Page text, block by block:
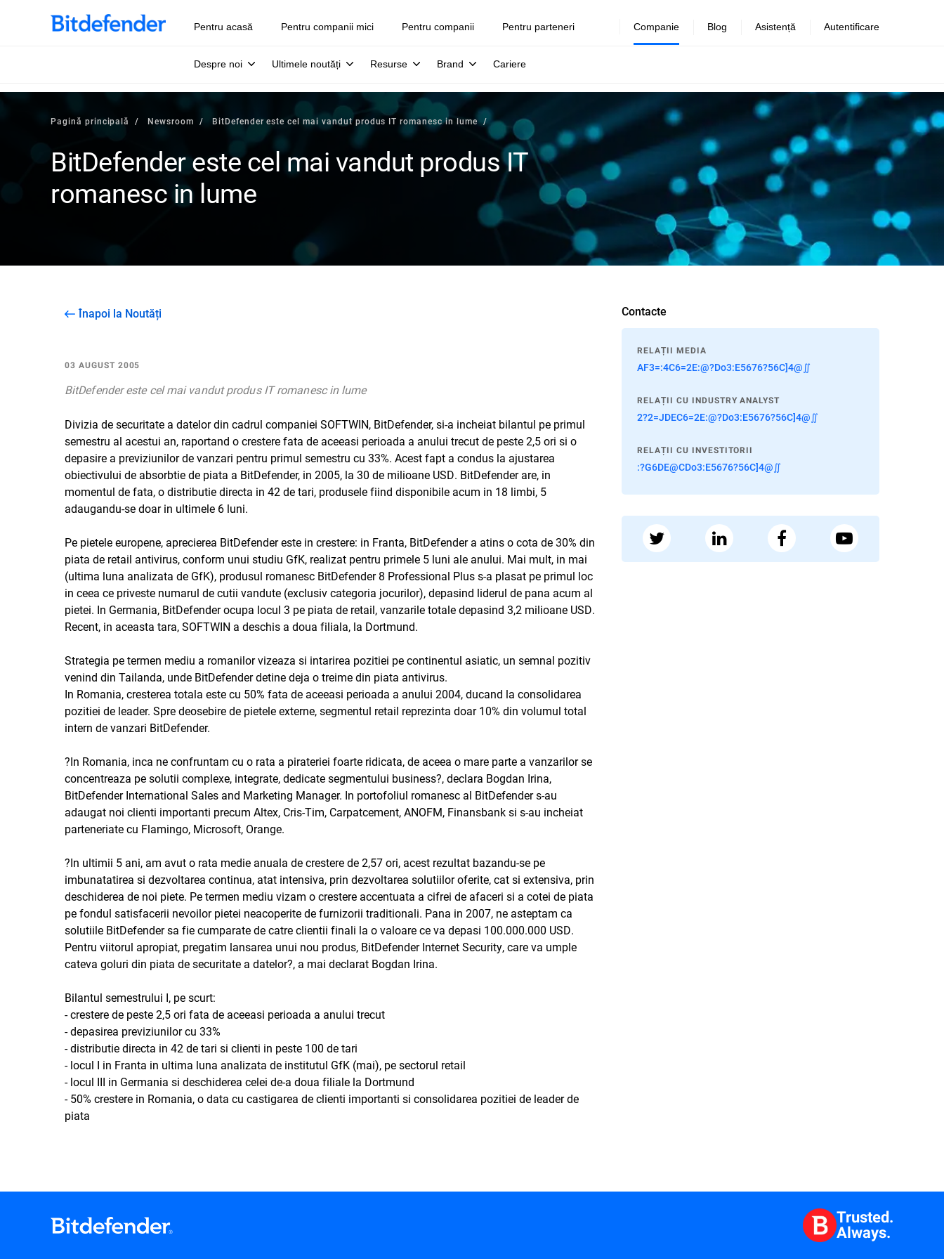
Pentru acasă Pentru companii mici Pentru companii Pentru parteneri Companie
Despre noi Ultimele noutăți Resurse Brand Cariere
Blog Asistență Autentificare
Pagină principală Newsroom BitDefender este cel mai vandut produs IT romanesc in lume
BitDefender este cel mai vandut produs IT
romanesc in lume
Înapoi la Noutăți
03 AUGUST 2005
BitDefender este cel mai vandut produs IT romanesc in lume
Divizia de securitate a datelor din cadrul companiei SOFTWIN, BitDefender, si-a incheiat bilantul pe primul
semestru al acestui an, raportand o crestere fata de aceeasi perioada a anului trecut de peste 2,5 ori si o
depasire a previziunilor de vanzari pentru primul semestru cu 33%. Acest fapt a condus la ajustarea
obiectivului de absorbtie de piata a BitDefender, in 2005, la 30 de milioane USD. BitDefender are, in
momentul de fata, o distributie directa in 42 de tari, produsele fiind disponibile acum in 18 limbi, 5
adaugandu-se doar in ultimele 6 luni.
Pe pietele europene, aprecierea BitDefender este in crestere: in Franta, BitDefender a atins o cota de 30% din
piata de retail antivirus, conform unui studiu GfK, realizat pentru primele 5 luni ale anului. Mai mult, in mai
(ultima luna analizata de GfK), produsul romanesc BitDefender 8 Professional Plus s-a plasat pe primul loc
in ceea ce priveste numarul de cutii vandute (exclusiv categoria jocurilor), depasind liderul de pana acum al
pietei. In Germania, BitDefender ocupa locul 3 pe piata de retail, vanzarile totale depasind 3,2 milioane USD.
Recent, in aceasta tara, SOFTWIN a deschis a doua filiala, la Dortmund.
Strategia pe termen mediu a romanilor vizeaza si intarirea pozitiei pe continentul asiatic, un semnal pozitiv
venind din Tailanda, unde BitDefender detine deja o treime din piata antivirus.
In Romania, cresterea totala este cu 50% fata de aceeasi perioada a anului 2004, ducand la consolidarea
pozitiei de leader. Spre deosebire de pietele externe, segmentul retail reprezinta doar 10% din volumul total
intern de vanzari BitDefender.
?In Romania, inca ne confruntam cu o rata a pirateriei foarte ridicata, de aceea o mare parte a vanzarilor se
concentreaza pe solutii complexe, integrate, dedicate segmentului business?, declara Bogdan Irina,
BitDefender International Sales and Marketing Manager. In portofoliul romanesc al BitDefender s-au
adaugat noi clienti importanti precum Altex, Cris-Tim, Carpatcement, ANOFM, Finansbank si s-au incheiat
parteneriate cu Flamingo, Microsoft, Orange.
?In ultimii 5 ani, am avut o rata medie anuala de crestere de 2,57 ori, acest rezultat bazandu-se pe
imbunatatirea si dezvoltarea continua, atat intensiva, prin dezvoltarea solutiilor oferite, cat si extensiva, prin
deschiderea de noi piete. Pe termen mediu vizam o crestere accentuata a cifrei de afaceri si a cotei de piata
pe fondul satisfacerii nevoilor pietei neacoperite de furnizorii traditionali. Pana in 2007, ne asteptam ca
solutiile BitDefender sa fie cumparate de catre clientii finali la o valoare ce va depasi 100.000.000 USD.
Pentru viitorul apropiat, pregatim lansarea unui nou produs, BitDefender Internet Security, care va umple
cateva goluri din piata de securitate a datelor?, a mai declarat Bogdan Irina.
Bilantul semestrului I, pe scurt:
- crestere de peste 2,5 ori fata de aceeasi perioada a anului trecut
- depasirea previziunilor cu 33%
- distributie directa in 42 de tari si clienti in peste 100 de tari
- locul I in Franta in ultima luna analizata de institutul GfK (mai), pe sectorul retail
- locul III in Germania si deschiderea celei de-a doua filiale la Dortmund
- 50% crestere in Romania, o data cu castigarea de clienti importanti si consolidarea pozitiei de leader de
piata
Contacte
RELAȚII MEDIA
AF3=:4C6=2E:@?Do3:E5676?56C]4@∬
RELAȚII CU INDUSTRY ANALYST
2?2=JDEC6=2E:@?Do3:E5676?56C]4@∬
RELAȚII CU INVESTITORII
:?G6DE@CDo3:E5676?56C]4@∬
Trusted.
Always.